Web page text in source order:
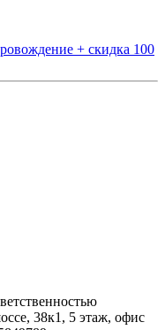
+ скидка 100
38к1, 5 этаж, офис